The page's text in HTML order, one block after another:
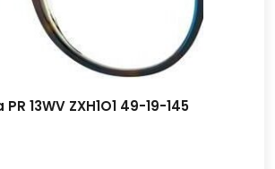
13WV ZXH1O1 49-19-145